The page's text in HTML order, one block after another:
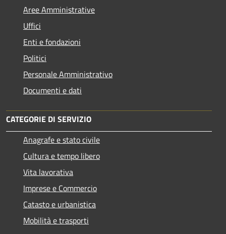
Aree Amministrative
Uffici
Enti e fondazioni
Politici
Personale Amministrativo
Documenti e dati
CATEGORIE DI SERVIZIO
Anagrafe e stato civile
Cultura e tempo libero
Vita lavorativa
Imprese e Commercio
Catasto e urbanistica
Mobilità e trasporti